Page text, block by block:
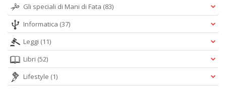
Gli speciali di Mani di Fata (83)
Informatica (37)
Leggi (11)
Libri (52)
Lifestyle (1)